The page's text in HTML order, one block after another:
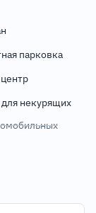
парковка
некурящих